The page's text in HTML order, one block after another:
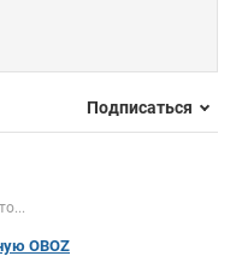
Подписаться
OBOZ